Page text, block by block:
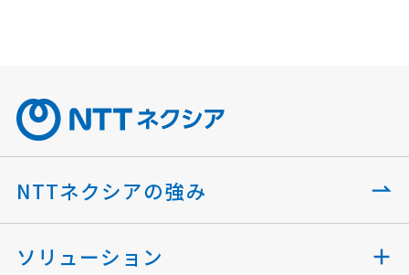
NTTネクシアの強み
ソリューション